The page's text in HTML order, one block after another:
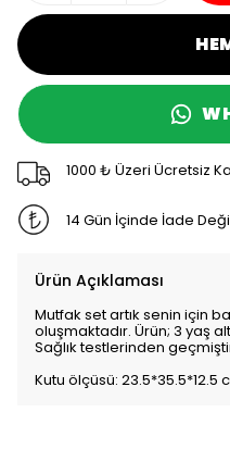
1000 ₺ Üzeri Ücretsiz
14 Gün İçinde İade
Ürün Açıklaması
Mutfak set artık senin için
oluşmaktadır. Ürün; 3 yaş
Sağlık testlerinden
Kutu ölçüsü: 23.5*35.5*12.5